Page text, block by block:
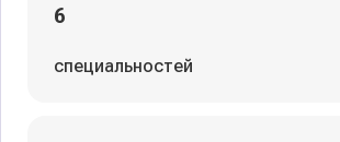
6
специальностей